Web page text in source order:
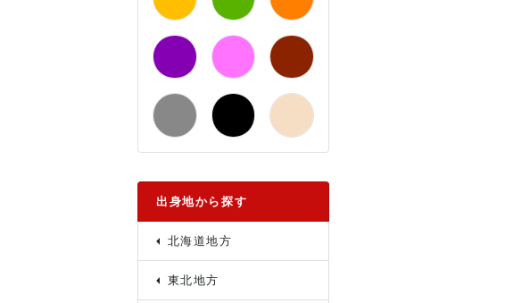
出身地から探す
北海道地方
東北地方